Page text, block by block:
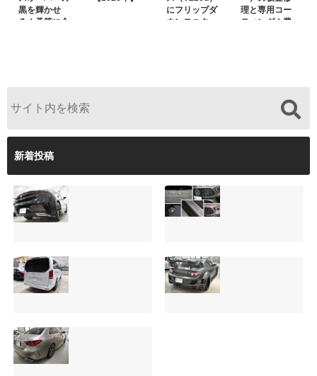
黒を輝かせ
る！予算に合
にフリップダ
ウンモニター
理と専用コー
ティング！費
新着投稿
【施工事例】クラ
ウンクロスオーバ
ーの黒を輝かせ
と車内イルミネー
ション設置
2026.08.08
夏季休暇について
ご案内【2026年】
2026.08.05
サンルーフ付きベ
ンツVクラス
（V220d）にフリ